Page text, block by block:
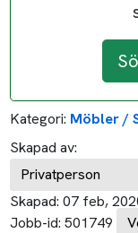
Kategori: Möbler /
Skapad av:
Privatperson
Skapad: 07 feb,
Jobb-id: 501749